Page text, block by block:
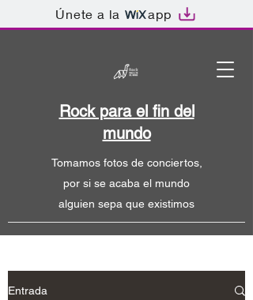
Únete a la app
Tomamos fotos de conciertos,
por si se acaba el mundo
alguien sepa que existimos
Rock para el fin del
mundo
Entrada